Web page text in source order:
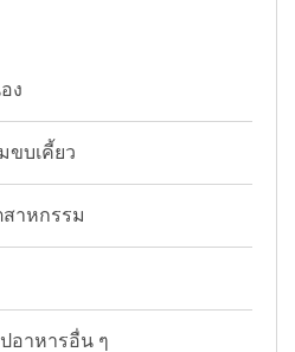
ง
ขบเคี้ยว
าหกรรม
อาหารอื่น ๆ